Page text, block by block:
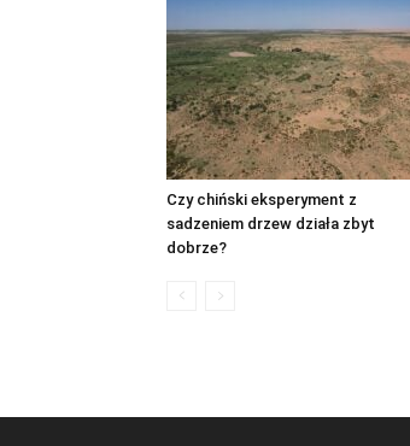
Czy chiński eksperyment z
sadzeniem drzew działa zbyt
dobrze?